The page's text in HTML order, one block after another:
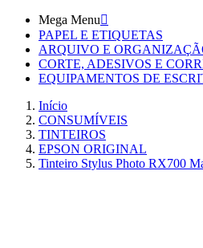
Mega Menu
PAPEL E ETIQUETAS
ARQUIVO E
CORTE, ADESIVOS E
EQUIPAMENTOS DE
Início
CONSUMÍVEIS
TINTEIROS
EPSON ORIGINAL
Tinteiro Stylus Photo RX700